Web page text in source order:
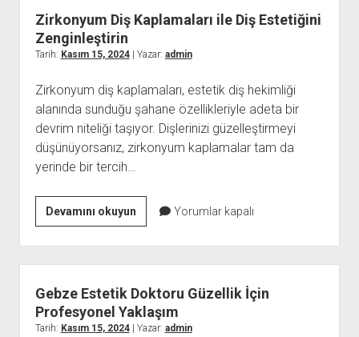
Resimli
Zirkonyum Diş Kaplamaları ile Diş Estetiğini
Zenginleştirin
Tarih: Kasım 15, 2024| Yazar: admin
Zirkonyum diş kaplamaları, estetik diş hekimliği
alanında sunduğu şahane özellikleriyle adeta bir
devrim niteliği taşıyor. Dişlerinizi güzelleştirmeyi
düşünüyorsanız, zirkonyum kaplamalar tam da
yerinde bir tercih…
Devamını okuyunZirkonyum
Diş
Kaplamaları
ile
Diş
Estetiğini
Zenginleştirin
Yorumlar kapalı
Gebze Estetik Doktoru Güzellik İçin
Profesyonel Yaklaşım
Tarih: Kasım 15, 2024| Yazar: admin